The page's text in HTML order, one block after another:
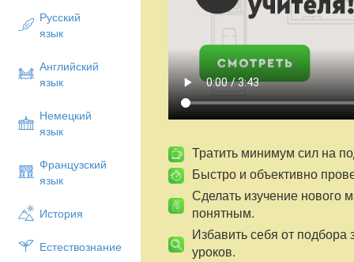
Русский
язык
Английский
язык
Немецкий
язык
Французский
язык
История
Естествознание
Тратить минимум сил на
Быстро и объективно
Сделать изучение нового
понятным.
Избавить себя от подбора
уроков.